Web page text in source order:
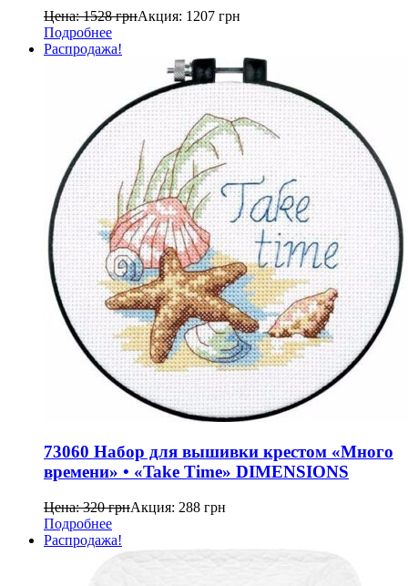
Цена:1528грнАкция: 1207 грн
Подробнее
Распродажа!
73060 Набор для вышивки крестом «Много
времени» • «Take Time» DIMENSIONS
Цена:320грнАкция: 288 грн
Подробнее
Распродажа!